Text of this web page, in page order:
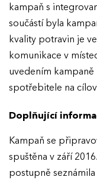
kampaň s
součástí byla
kvality potravin je
komunikace v
uvedením kampaně
spotřebitele na
Doplňující
Kampaň se
spuštěna v září
postupně